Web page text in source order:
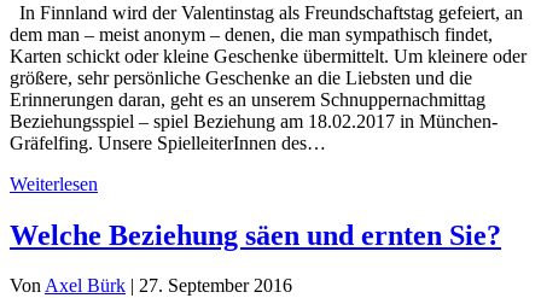
In Finnland wird der Valentinstag als Freundschaftstag gefeiert, an
dem man – meist anonym – denen, die man sympathisch findet,
Karten schickt oder kleine Geschenke übermittelt. Um kleinere oder
größere, sehr persönliche Geschenke an die Liebsten und die
Erinnerungen daran, geht es an unserem Schnuppernachmittag
Beziehungsspiel – spiel Beziehung am 18.02.2017 in München-
Gräfelfing. Unsere SpielleiterInnen des…
Weiterlesen
Welche Beziehung säen und ernten Sie?
VonAxel Bürk | 27. September 2016